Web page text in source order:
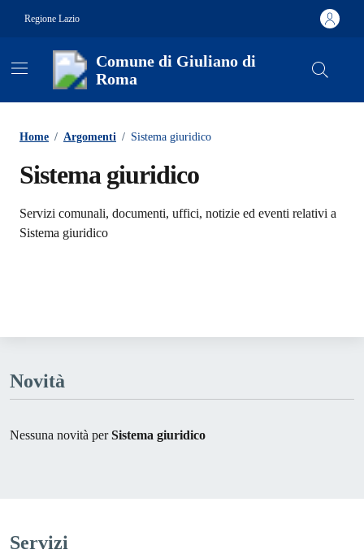
Regione Lazio
Comune di Giuliano di
Roma
Home / Argomenti / Sistema giuridico
Sistema giuridico
Dettagli dell'argomento
Servizi comunali, documenti, uffici, notizie ed eventi relativi a
Sistema giuridico
Novità
Nessuna novità perSistema giuridico
Servizi